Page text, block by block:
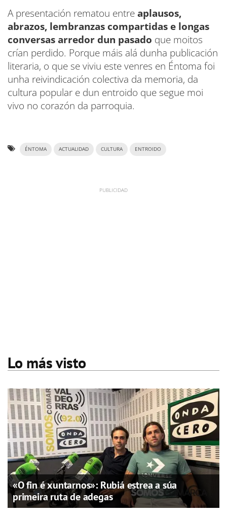
A presentación rematou entreaplausos,
abrazos, lembranzas compartidas e longas
conversas arredor dun pasado que moitos
crían perdido. Porque máis alá dunha publicación
literaria, o que se viviu este venres en Éntoma foi
unha reivindicación colectiva da memoria, da
cultura popular e dun entroido que segue moi
vivo no corazón da parroquia.
ÉNTOMA ACTUALIDAD CULTURA ENTROIDO
Lo más visto
«O fin é xuntarnos»: Rubiá estrea a súa
primeira ruta de adegas